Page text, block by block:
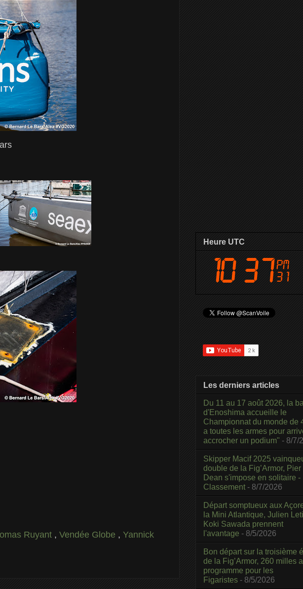
Ruyant , Vendée Globe , Yannick
Heure UTC
Les derniers articles
Du 11 au 17 août 2026, la
d'Enoshima accueille le
Championnat du monde de
a toutes les armes pour
accrocher un podium" - 8/7/
Skipper Macif 2025
double de la Fig’Armor,
Dean s'impose en solitaire -
Classement - 8/7/2026
Départ somptueux aux
la Mini Atlantique, Julien
Koki Sawada prennent
l'avantage - 8/5/2026
Bon départ sur la troisième
de la Fig’Armor, 260 milles
programme pour les
Figaristes - 8/5/2026